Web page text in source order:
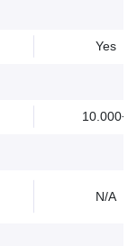
Yes
10.000+
N/A